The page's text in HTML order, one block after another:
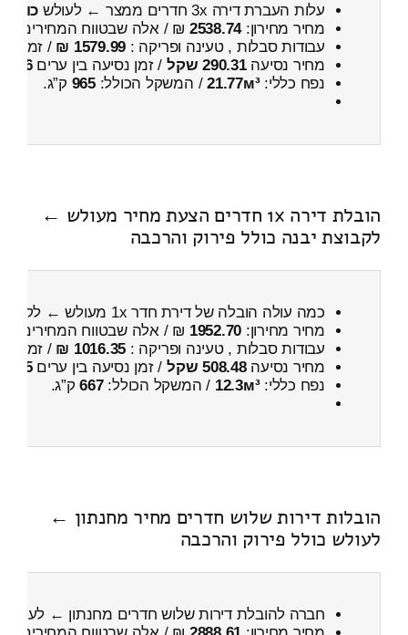
עלות העברת דירה 3x חדרים ממצר ← לעולש
כולל
מחיר מחירון:2538.74 ₪ / אלה שבטווח המחירים
עבודות סבלות , טעינה ופריקה : 1579.99 ₪ / זמן :
מחיר נסיעה290.31 שקל / זמן נסיעה בין ערים26 דקות
נפח כללי:21.77м³/ המשקל הכולל:965 ק”ג.
הובלת דירה 1x חדרים הצעת מחיר מעולש ←
לקבוצת יבנה כולל פירוק והרכבה
כמה עולה הובלה של דירת חדר 1x מעולש ← לקבוצת יבנה
מחיר מחירון: 1952.70 ₪ / אלה שבטווח המחירים
עבודות סבלות , טעינה ופריקה : 1016.35 ₪ / זמן :
מחיר נסיעה508.48 שקל / זמן נסיעה בין ערים45 דקות
נפח כללי:12.3м³ / המשקל הכולל:667ק”ג.
הובלות דירות שלוש חדרים מחיר מחנתון ←
לעולש כולל פירוק והרכבה
חברה להובלת דירות שלוש חדרים מחנתון ← לעולש